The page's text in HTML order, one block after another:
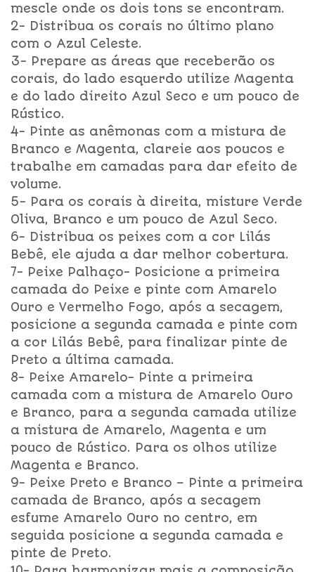
mescle onde os dois tons se encontram.
2- Distribua os corais no último plano
com o Azul Celeste.
3- Prepare as áreas que receberão os
corais, do lado esquerdo utilize Magenta
e do lado direito Azul Seco e um pouco de
Rústico.
4- Pinte as anêmonas com a mistura de
Branco e Magenta, clareie aos poucos e
trabalhe em camadas para dar efeito de
volume.
5- Para os corais à direita, misture Verde
Oliva, Branco e um pouco de Azul Seco.
6- Distribua os peixes com a cor Lilás
Bebê, ele ajuda a dar melhor cobertura.
7- Peixe Palhaço- Posicione a primeira
camada do Peixe e pinte com Amarelo
Ouro e Vermelho Fogo, após a secagem,
posicione a segunda camada e pinte com
a cor Lilás Bebê, para finalizar pinte de
Preto a última camada.
8- Peixe Amarelo- Pinte a primeira
camada com a mistura de Amarelo Ouro
e Branco, para a segunda camada utilize
a mistura de Amarelo, Magenta e um
pouco de Rústico. Para os olhos utilize
Magenta e Branco.
9- Peixe Preto e Branco – Pinte a primeira
camada de Branco, após a secagem
esfume Amarelo Ouro no centro, em
seguida posicione a segunda camada e
pinte de Preto.